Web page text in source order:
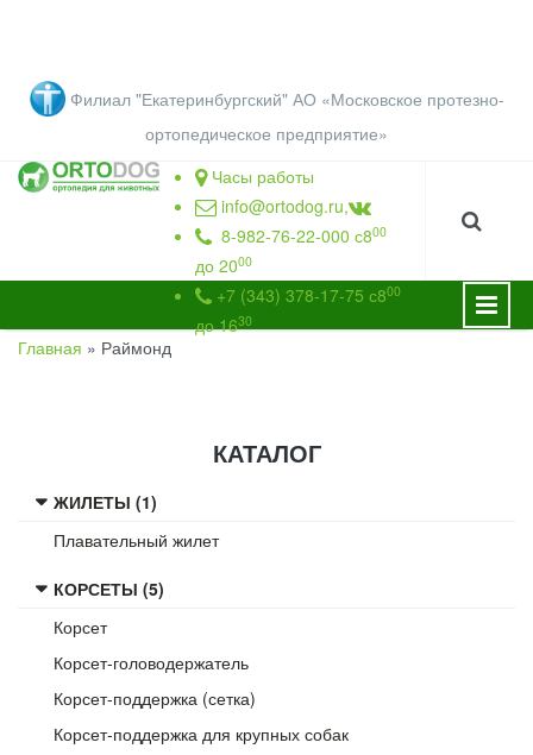
Филиал "Екатеринбургский" АО «Московское протезно-
ортопедическое предприятие»
Часы работы
info@ortodog.ru,
8-982-76-22-000 с800
до 2000
+7 (343) 378-17-75 с800
до 1630
Главная » Раймонд
КАТАЛОГ
ЖИЛЕТЫ (1)
Плавательный жилет
КОРСЕТЫ (5)
Корсет
Корсет-головодержатель
Корсет-поддержка (сетка)
Корсет-поддержка для крупных собак